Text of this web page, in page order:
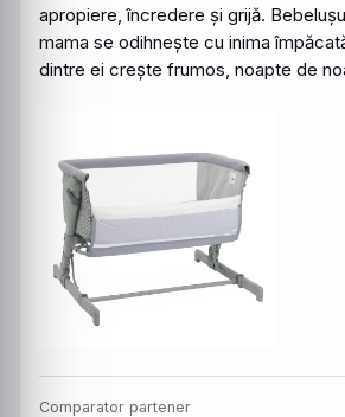
apropiere, încredere și grijă.
mama se odihnește cu inima
dintre ei crește frumos, noapte de
Comparator partener